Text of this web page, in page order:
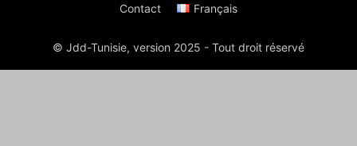
Contact Français
© Jdd-Tunisie, version 2025 - Tout droit réservé